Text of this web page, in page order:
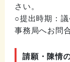
さい。
○提出時期：
事務局へお問
請願・陳情